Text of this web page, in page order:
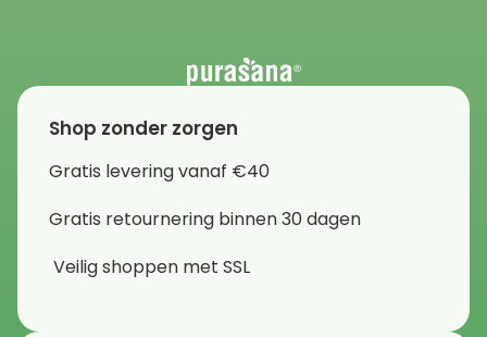
Shop zonder zorgen
Gratis levering vanaf €40
Gratis retournering binnen 30 dagen
Veilig shoppen met SSL